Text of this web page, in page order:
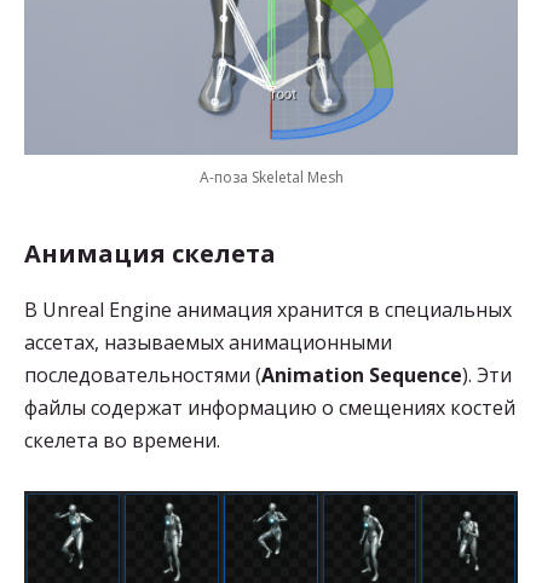
A-поза Skeletal Mesh
Анимация скелета
В Unreal Engine анимация хранится в специальных
ассетах, называемых анимационными
последовательностями (Animation Sequence). Эти
файлы содержат информацию о смещениях костей
скелета во времени.